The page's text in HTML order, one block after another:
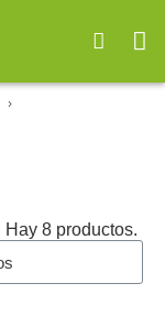
Hay 8 productos.